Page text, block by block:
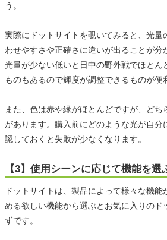
う。
実際にドットサイトを覗いてみると、光量
わせやすさや正確さに違いが出ることが分
光量が少ない低いと日中の野外戦でほとん
ものもあるので輝度が調整できるものが便
また、色は赤や緑がほとんどですが、どち
があります。購入前にどのような光が自分
認しておくと失敗が少なくなります。
【3】使用シーンに応じて機能を選
ドットサイトは、製品によって様々な機
める欲しい機能から選ぶとお気に入りのド
ずです。